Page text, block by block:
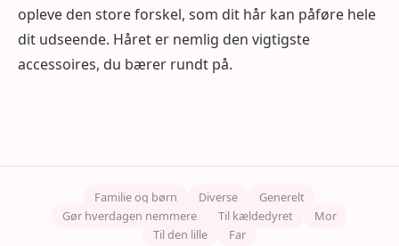
opleve den store forskel, som dit hår kan påføre hele
dit udseende. Håret er nemlig den vigtigste
accessoires, du bærer rundt på.
Familie og børn Diverse
Generelt
Gør hverdagen nemmere
Til kældedyret
Mor
Til den lille
Far